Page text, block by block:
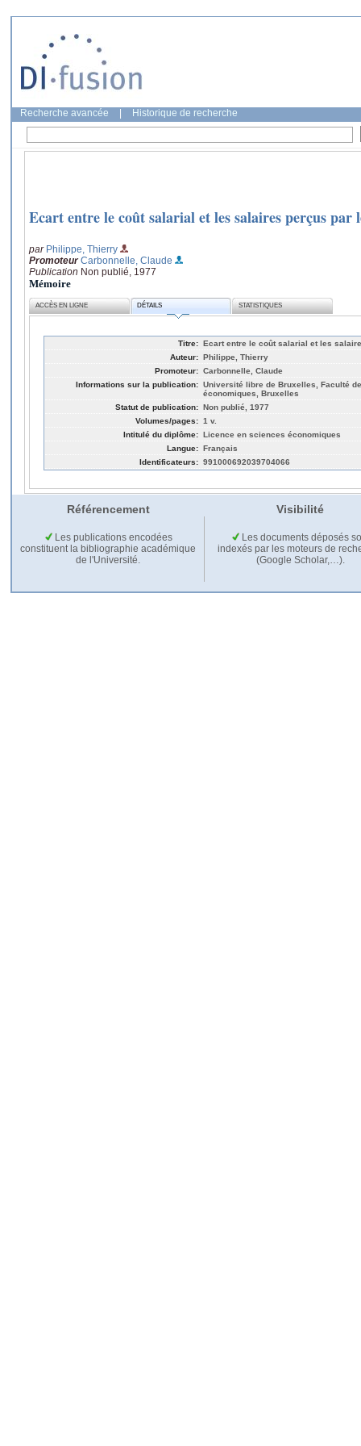
Recherche avancée Historique de recherche
Ecart entre le coût salarial et les salaires perçus par
par Philippe, Thierry
Promoteur Carbonnelle, Claude
Publication Non publié, 1977
Mémoire
ACCÈS EN LIGNE DÉTAILS STATISTIQUES
Titre: Ecart entre le coût salarial et les
Auteur: Philippe, Thierry
Promoteur: Carbonnelle, Claude
Informations sur la publication: Université libre de Bruxelles, Faculté
économiques, Bruxelles
Statut de publication: Non publié, 1977
Volumes/pages: 1 v.
Intitulé du diplôme: Licence en sciences économiques
Langue: Français
Identificateurs: 991000692039704066
Référencement Visibilité
Les publications encodées
constituent la bibliographie académique
de l'Université.
Les documents déposés
indexés par les moteurs de
(Google Scholar,…).